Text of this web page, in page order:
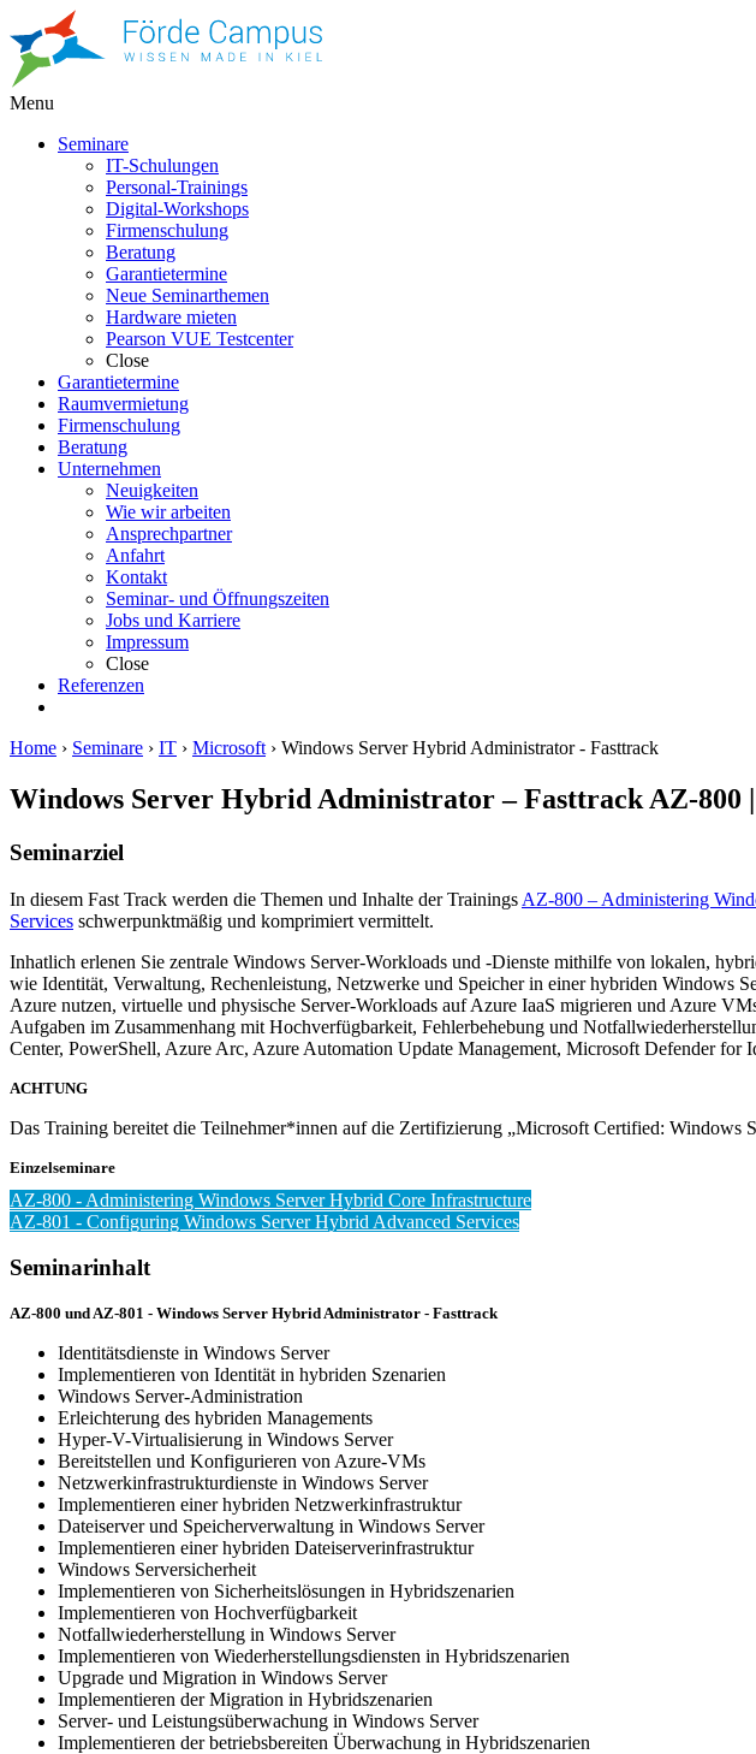
Menu
Seminare
IT-Schulungen
Personal-Trainings
Digital-Workshops
Firmenschulung
Beratung
Garantietermine
Neue Seminarthemen
Hardware mieten
Pearson VUE Testcenter
Close
Garantietermine
Raumvermietung
Firmenschulung
Beratung
Unternehmen
Neuigkeiten
Wie wir arbeiten
Ansprechpartner
Anfahrt
Kontakt
Seminar- und Öffnungszeiten
Jobs und Karriere
Impressum
Close
Referenzen
Home › Seminare › IT › Microsoft › Windows Server Hybrid Administrator - Fasttrack
Windows Server Hybrid Administrator – Fasttrack AZ-800
Seminarziel
In diesem Fast Track werden die Themen und Inhalte der Trainings AZ-800 – Administering
Services schwerpunktmäßig und komprimiert vermittelt.
Inhatlich erlenen Sie zentrale Windows Server-Workloads und -Dienste mithilfe von lokalen,
wie Identität, Verwaltung, Rechenleistung, Netzwerke und Speicher in einer hybriden Windows
Azure nutzen, virtuelle und physische Server-Workloads auf Azure IaaS migrieren und Azure
Aufgaben im Zusammenhang mit Hochverfügbarkeit, Fehlerbehebung und
Center, PowerShell, Azure Arc, Azure Automation Update Management, Microsoft Defender
ACHTUNG
Das Training bereitet die Teilnehmer*innen auf die Zertifizierung „Microsoft Certified: Windows
Einzelseminare
AZ-800 - Administering Windows Server Hybrid Core Infrastructure
AZ-801 - Configuring Windows Server Hybrid Advanced Services
Seminarinhalt
AZ-800 und AZ-801 - Windows Server Hybrid Administrator - Fasttrack
Identitätsdienste in Windows Server
Implementieren von Identität in hybriden Szenarien
Windows Server-Administration
Erleichterung des hybriden Managements
Hyper-V-Virtualisierung in Windows Server
Bereitstellen und Konfigurieren von Azure-VMs
Netzwerkinfrastrukturdienste in Windows Server
Implementieren einer hybriden Netzwerkinfrastruktur
Dateiserver und Speicherverwaltung in Windows Server
Implementieren einer hybriden Dateiserverinfrastruktur
Windows Serversicherheit
Implementieren von Sicherheitslösungen in Hybridszenarien
Implementieren von Hochverfügbarkeit
Notfallwiederherstellung in Windows Server
Implementieren von Wiederherstellungsdiensten in Hybridszenarien
Upgrade und Migration in Windows Server
Implementieren der Migration in Hybridszenarien
Server- und Leistungsüberwachung in Windows Server
Implementieren der betriebsbereiten Überwachung in Hybridszenarien